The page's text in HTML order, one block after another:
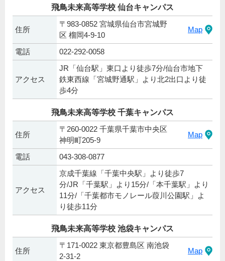
飛鳥未来高等学校 仙台キャンパス
住所
〒983-0852 宮城県仙台市宮城野
区 榴岡4-9-10
Map
電話 022-292-0058
アクセス
JR「仙台駅」東口より徒歩7分/仙台市地下
鉄東西線「宮城野通駅」より北2出口より徒
歩4分
飛鳥未来高等学校 千葉キャンパス
住所
〒260-0022 千葉県千葉市中央区
神明町205-9
Map
電話 043-308-0877
アクセス
京成千葉線「千葉中央駅」より徒歩7
分/JR「千葉駅」より15分/「本千葉駅」より
11分/「千葉都市モノレール葭川公園駅」よ
り徒歩11分
飛鳥未来高等学校 池袋キャンパス
住所
〒171-0022 東京都豊島区 南池袋
2-31-2
Map